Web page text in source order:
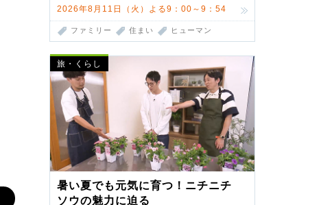
2026年8月11日（火）よる9：00～9：54
ファミリー 住まい ヒューマン
旅・くらし
暑い夏でも元気に育つ！ニチニチ
ソウの魅力に迫る